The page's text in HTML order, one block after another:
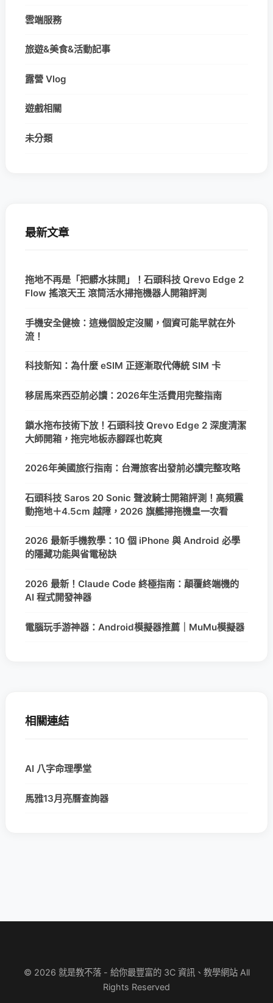
雲端服務
旅遊&美食&活動記事
露營 Vlog
遊戲相關
未分類
最新文章
拖地不再是「把髒水抹開」！石頭科技 Qrevo Edge 2
Flow 搖滾天王 滾筒活水掃拖機器人開箱評測
手機安全健檢：這幾個設定沒關，個資可能早就在外
流！
科技新知：為什麼 eSIM 正逐漸取代傳統 SIM 卡
移居馬來西亞前必讀：2026年生活費用完整指南
鎖水拖布技術下放！石頭科技 Qrevo Edge 2 深度清潔
大師開箱，拖完地板赤腳踩也乾爽
2026年美國旅行指南：台灣旅客出發前必讀完整攻略
石頭科技 Saros 20 Sonic 聲波騎士開箱評測！高頻震
動拖地＋4.5cm 越障，2026 旗艦掃拖機皇一次看
2026 最新手機教學：10 個 iPhone 與 Android 必學
的隱藏功能與省電秘訣
2026 最新！Claude Code 終極指南：顛覆終端機的
AI 程式開發神器
電腦玩手游神器：Android模擬器推薦｜MuMu模擬器
相關連結
AI 八字命理學堂
馬雅13月亮曆查詢器
© 2026 就是教不落 - 給你最豐富的 3C 資訊、教學網站 All
Rights Reserved